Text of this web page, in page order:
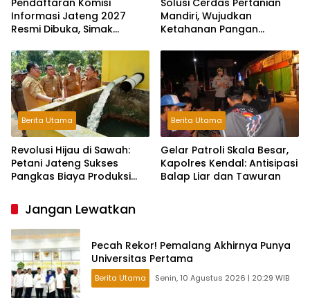
Informasi Jateng 2027
Resmi Dibuka, Simak
Mandiri, Wujudkan
Ketahanan Pangan
Pompa Surya.
Berita Utama
Revolusi Hijau di Sawah:
Petani Jateng Sukses
Pangkas Biaya Produksi
Berita Utama
Gelar Patroli Skala Besar,
Kapolres Kendal: Antisipasi
Balap Liar dan Tawuran
Jangan Lewatkan
Pecah Rekor! Pemalang Akhirnya Punya
Universitas Pertama
Berita Utama Senin, 10 Agustus 2026 | 20:29 WIB